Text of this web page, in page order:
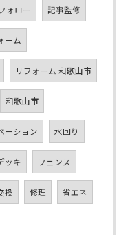
ォロー 記事監修
ーム
リフォーム 和歌山市
和歌山市
ーション 水回り
ッキ フェンス
換 修理 省エネ